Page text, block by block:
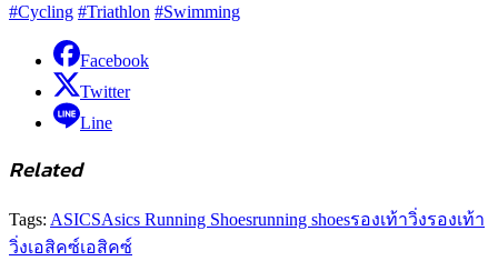
#Cycling #Triathlon #Swimming
Facebook
Twitter
Line
Related
Tags: ASICSAsics Running Shoesrunning shoesรองเท้าวิ่งรองเท้า
วิ่งเอสิคซ์เอสิคซ์